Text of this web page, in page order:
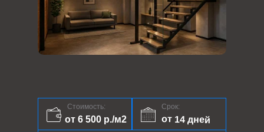
Срок:
от 14 дней
Стоимость:
от 6 500 р./м2